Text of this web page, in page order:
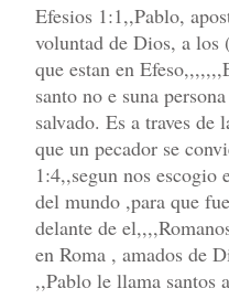
Efesios 1:1,,Pablo,
voluntad de Dios, a los
que estan en
santo no e suna
salvado. Es a traves de
que un pecador se
1:4,,segun nos escogio
del mundo ,para que
delante de
en Roma , amados de
,,Pablo le llama santos